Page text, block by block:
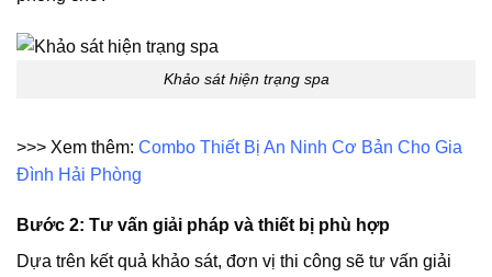
Khảo sát hiện trạng spa
>>> Xem thêm: Combo Thiết Bị An Ninh Cơ Bản Cho Gia
Đình Hải Phòng
Bước 2: Tư vấn giải pháp và thiết bị phù hợp
Dựa trên kết quả khảo sát, đơn vị thi công sẽ tư vấn giải